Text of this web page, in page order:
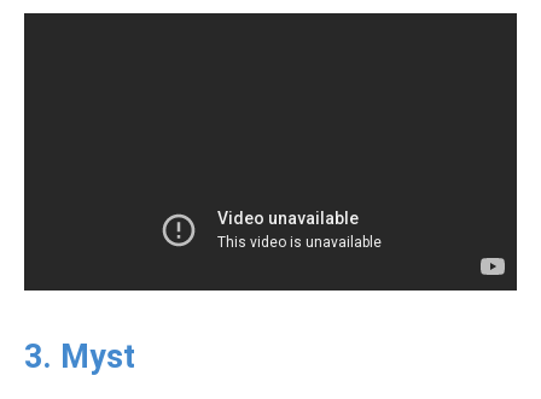
3. Myst